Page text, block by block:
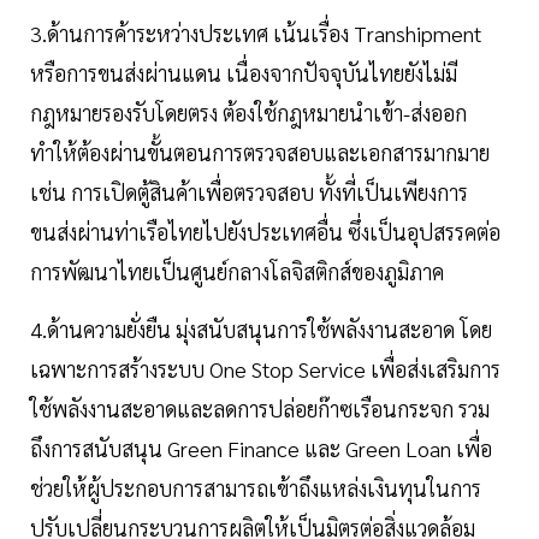
3.ด้านการค้าระหว่างประเทศ เน้นเรื่อง Transhipment
หรือการขนส่งผ่านแดน เนื่องจากปัจจุบันไทยยังไม่มี
กฎหมายรองรับโดยตรง ต้องใช้กฎหมายนำเข้า-ส่งออก
ทำให้ต้องผ่านขั้นตอนการตรวจสอบและเอกสารมากมาย
เช่น การเปิดตู้สินค้าเพื่อตรวจสอบ ทั้งที่เป็นเพียงการ
ขนส่งผ่านท่าเรือไทยไปยังประเทศอื่น ซึ่งเป็นอุปสรรคต่อ
การพัฒนาไทยเป็นศูนย์กลางโลจิสติกส์ของภูมิภาค
4.ด้านความยั่งยืน มุ่งสนับสนุนการใช้พลังงานสะอาด โดย
เฉพาะการสร้างระบบ One Stop Service เพื่อส่งเสริมการ
ใช้พลังงานสะอาดและลดการปล่อยก๊าซเรือนกระจก รวม
ถึงการสนับสนุน Green Finance และ Green Loan เพื่อ
ช่วยให้ผู้ประกอบการสามารถเข้าถึงแหล่งเงินทุนในการ
ปรับเปลี่ยนกระบวนการผลิตให้เป็นมิตรต่อสิ่งแวดล้อม